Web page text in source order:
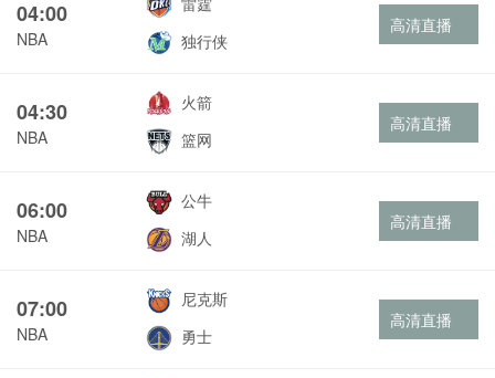
04:00
NBA
独行侠
高清直播
04:30
NBA
火箭
篮网
高清直播
06:00
NBA
公牛
湖人
高清直播
07:00
NBA
尼克斯
勇士
高清直播